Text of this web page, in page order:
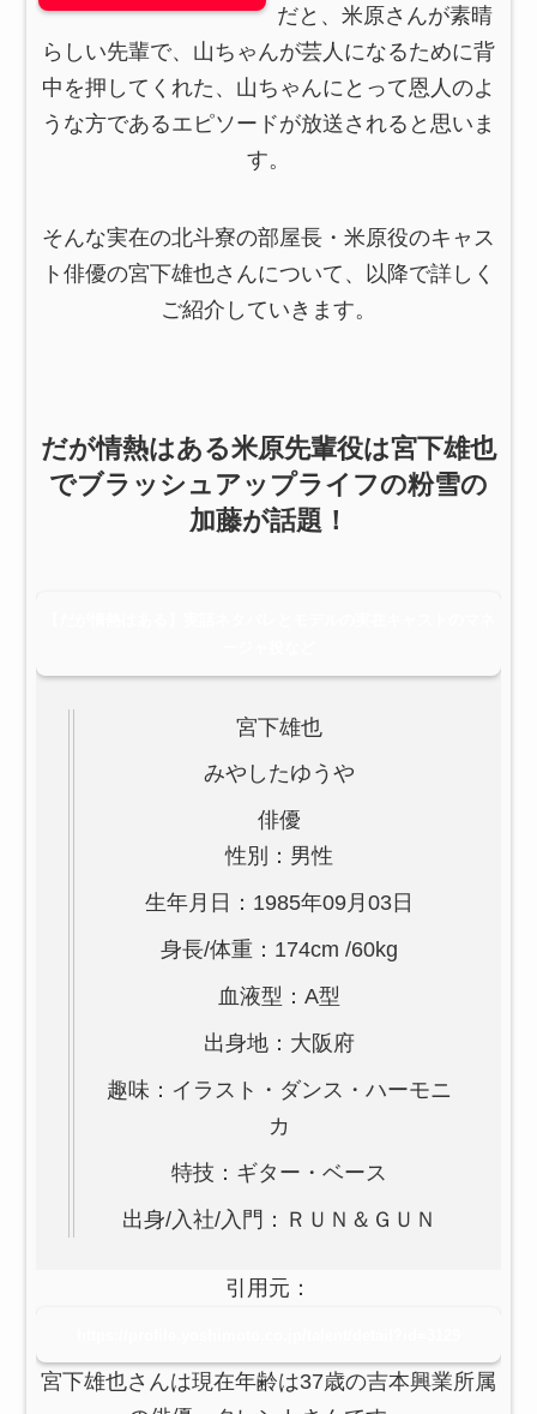
だと、米原さんが素晴
らしい先輩で、山ちゃんが芸人になるために背
中を押してくれた、山ちゃんにとって恩人のよ
うな方であるエピソードが放送されると思いま
す。
そんな実在の北斗寮の部屋長・米原役のキャス
ト俳優の宮下雄也さんについて、以降で詳しく
ご紹介していきます。
だが情熱はある米原先輩役は宮下雄也
でブラッシュアップライフの粉雪の
加藤が話題！
宮下雄也
みやしたゆうや
俳優
性別：男性
生年月日：1985年09月03日
身長/体重：174cm /60kg
血液型：A型
出身地：大阪府
趣味：イラスト・ダンス・ハーモニ
カ
特技：ギター・ベース
出身/入社/入門：ＲＵＮ＆ＧＵＮ
引用元：
宮下雄也さんは現在年齢は37歳の吉本興業所属